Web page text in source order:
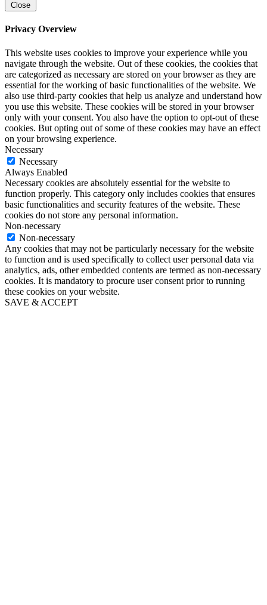
Close
Privacy Overview
This website uses cookies to improve your experience while you
navigate through the website. Out of these cookies, the cookies that
are categorized as necessary are stored on your browser as they are
essential for the working of basic functionalities of the website. We
also use third-party cookies that help us analyze and understand how
you use this website. These cookies will be stored in your browser
only with your consent. You also have the option to opt-out of these
cookies. But opting out of some of these cookies may have an effect
on your browsing experience.
Necessary
Necessary
Always Enabled
Necessary cookies are absolutely essential for the website to
function properly. This category only includes cookies that ensures
basic functionalities and security features of the website. These
cookies do not store any personal information.
Non-necessary
Non-necessary
Any cookies that may not be particularly necessary for the website
to function and is used specifically to collect user personal data via
analytics, ads, other embedded contents are termed as non-necessary
cookies. It is mandatory to procure user consent prior to running
these cookies on your website.
SAVE & ACCEPT